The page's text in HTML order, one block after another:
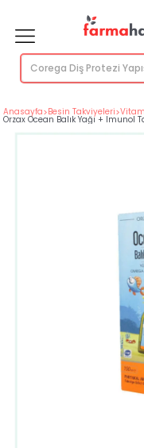
Anasayfa>Besin Takviyeleri>
Orzax Ocean Balık Yağı + Imunol